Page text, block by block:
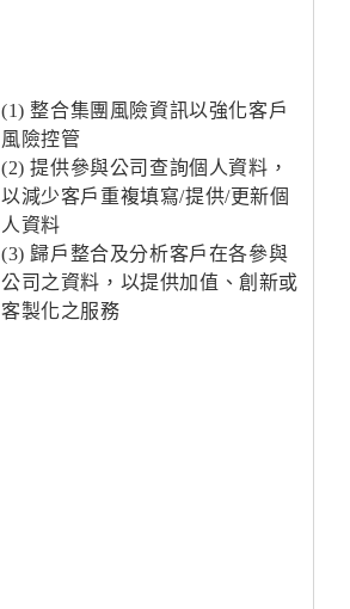
(1) 整合集團風險資訊以強化客戶
風險控管
(2) 提供參與公司查詢個人資料，
以減少客戶重複填寫/提供/更新個
人資料
(3) 歸戶整合及分析客戶在各參與
公司之資料，以提供加值、創新或
客製化之服務